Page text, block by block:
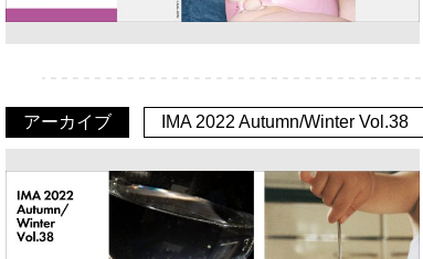
アーカイブ IMA 2022 Autumn/Winter Vol.38